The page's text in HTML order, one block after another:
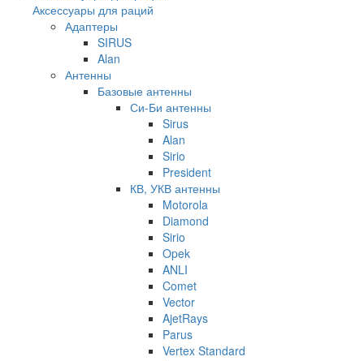
Аксессуары для раций
Адаптеры
SIRUS
Alan
Антенны
Базовые антенны
Си-Би антенны
Sirus
Alan
Sirio
President
КВ, УКВ антенны
Motorola
Diamond
Sirio
Opek
ANLI
Comet
Vector
AjetRays
Parus
Vertex Standard